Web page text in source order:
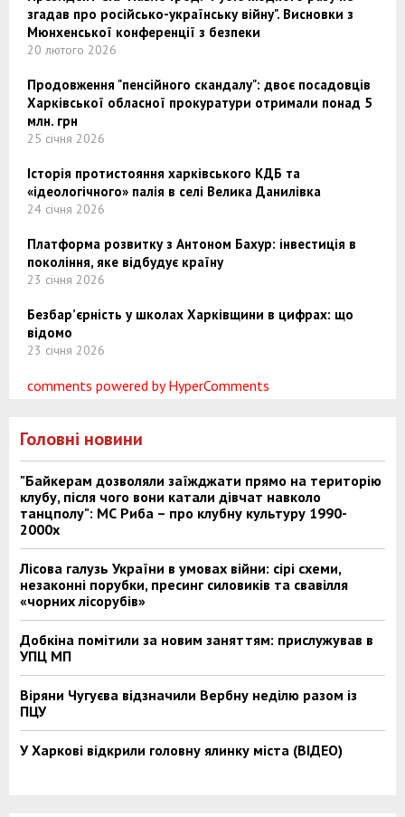
згадав про російсько-українську війну". Висновки з
Мюнхенської конференції з безпеки
20 лютого 2026
Продовження "пенсійного скандалу": двоє посадовців
Харківської обласної прокуратури отримали понад 5
млн. грн
25 січня 2026
Історія протистояння харківського КДБ та
«ідеологічного» палія в селі Велика Данилівка
24 січня 2026
Платформа розвитку з Антоном Бахур: інвестиція в
покоління, яке відбудує країну
23 січня 2026
Безбар’єрність у школах Харківщини в цифрах: що
відомо
23 січня 2026
comments powered by HyperComments
Головні новини
"Байкерам дозволяли заїжджати прямо на територію
клубу, після чого вони катали дівчат навколо
танцполу": МС Риба – про клубну культуру 1990-
2000х
Лісова галузь України в умовах війни: сірі схеми,
незаконні порубки, пресинг силовиків та свавілля
«чорних лісорубів»
Добкіна помітили за новим заняттям: прислужував в
УПЦ МП
Віряни Чугуєва відзначили Вербну неділю разом із
ПЦУ
У Харкові відкрили головну ялинку міста (ВІДЕО)